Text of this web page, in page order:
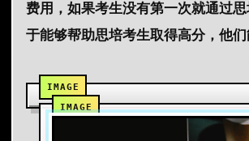
费用，如果考生没有第一次就通过
于能够帮助思培考生取得高分，他